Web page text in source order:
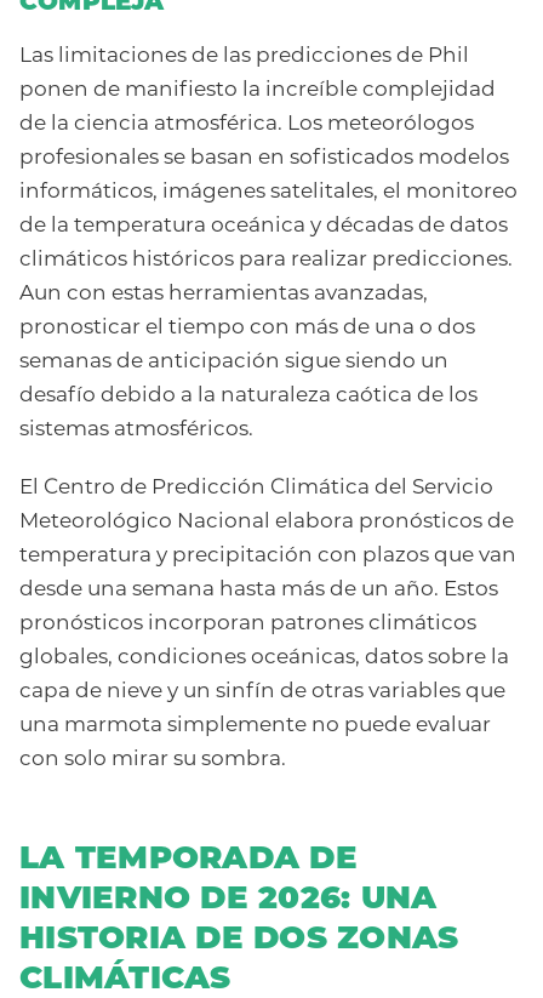
Las limitaciones de las predicciones de Phil
ponen de manifiesto la increíble complejidad
de la ciencia atmosférica. Los meteorólogos
profesionales se basan en sofisticados modelos
informáticos, imágenes satelitales, el monitoreo
de la temperatura oceánica y décadas de datos
climáticos históricos para realizar predicciones.
Aun con estas herramientas avanzadas,
pronosticar el tiempo con más de una o dos
semanas de anticipación sigue siendo un
desafío debido a la naturaleza caótica de los
sistemas atmosféricos.
El Centro de Predicción Climática del Servicio
Meteorológico Nacional elabora pronósticos de
temperatura y precipitación con plazos que van
desde una semana hasta más de un año. Estos
pronósticos incorporan patrones climáticos
globales, condiciones oceánicas, datos sobre la
capa de nieve y un sinfín de otras variables que
una marmota simplemente no puede evaluar
con solo mirar su sombra.
LA TEMPORADA DE
INVIERNO DE 2026: UNA
HISTORIA DE DOS ZONAS
CLIMÁTICAS